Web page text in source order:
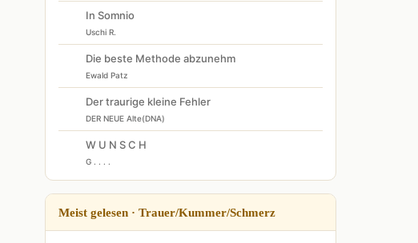
In Somnio
Uschi R.
Die beste Methode abzunehm
Ewald Patz
Der traurige kleine Fehler
DER NEUE Alte(DNA)
W U N S C H
G . . . .
Meist gelesen · Trauer/Kummer/Schmerz